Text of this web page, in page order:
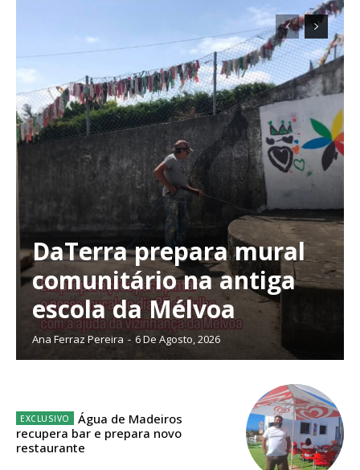
Planos de Assinatura
Faça-se assinante do Região de Cister e ajude-nos a manter este serviço
DaTerra prepara mural
comunitário na antiga
escola da Mélvoa
Ana Ferraz Pereira - 6 De Agosto, 2026
Água de Madeiros
recupera bar e prepara novo
restaurante